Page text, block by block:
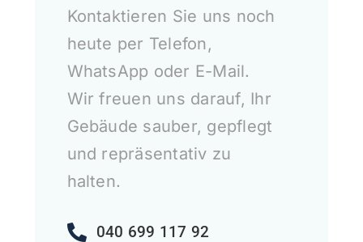
Kontaktieren Sie uns noch
heute per Telefon,
WhatsApp oder E-Mail.
Wir freuen uns darauf, Ihr
Gebäude sauber, gepflegt
und repräsentativ zu
halten.
040 699 117 92